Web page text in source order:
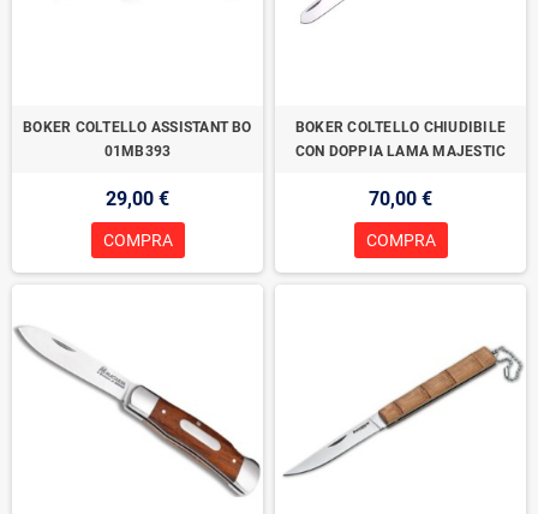
BOKER COLTELLO ASSISTANT BO
01MB393
29,00 €
COMPRA
BOKER COLTELLO CHIUDIBILE
CON DOPPIA LAMA MAJESTIC
70,00 €
COMPRA